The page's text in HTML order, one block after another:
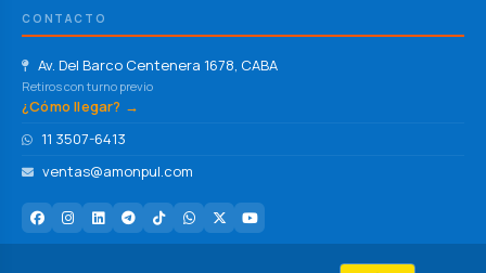
CONTACTO
Av. Del Barco Centenera 1678, CABA
Retiros con turno previo
¿Cómo llegar? →
11 3507-6413
ventas@amonpul.com